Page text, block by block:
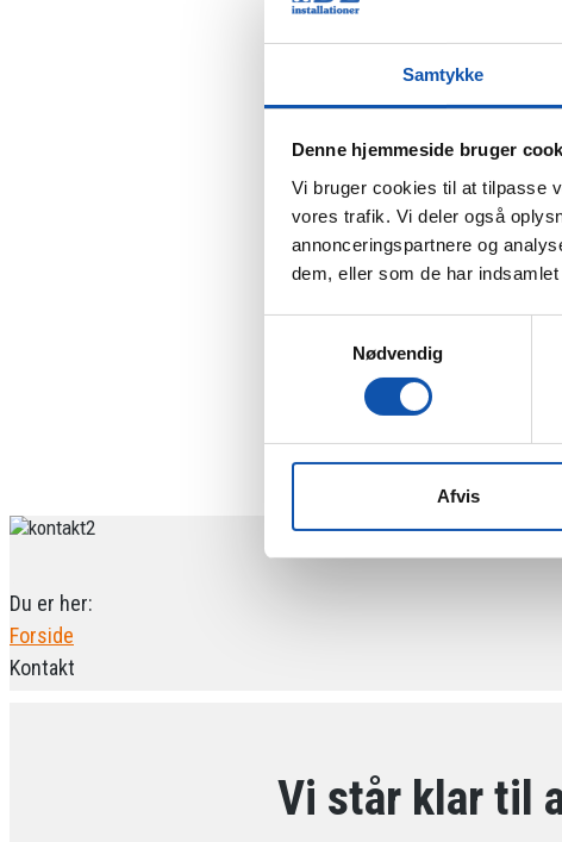
Samtykke
Denne hjemmeside bruger
Vi bruger cookies til at tilpasse
vores trafik. Vi deler også
annonceringspartnere og
dem, eller som de har
Nødvendig
Afvis
Du er her:
Forside
Kontakt
Vi står klar til